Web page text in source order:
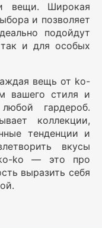
вещи. Широкая
и позволяет
подойдут
и для особых
вещь от ko-
вашего стиля и
гардероб.
коллекции,
тенденции и
вкусы
ko-ko — это про
выразить себя